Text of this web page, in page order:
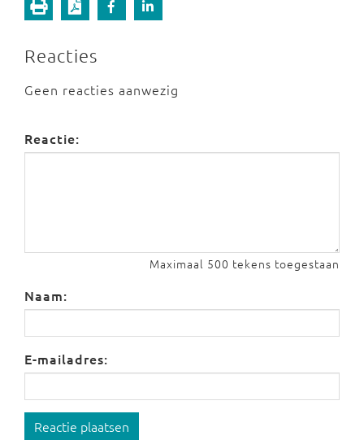
Reacties
Geen reacties aanwezig
Reactie:
Maximaal 500 tekens toegestaan
Naam:
E-mailadres:
Reactie plaatsen